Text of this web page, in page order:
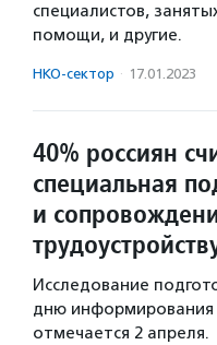
специалистов,
помощи, и другие.
НКО-сектор · 17.01.2023
40% россиян
специальная
и
Исследование
дню информирования
отмечается 2 апреля.